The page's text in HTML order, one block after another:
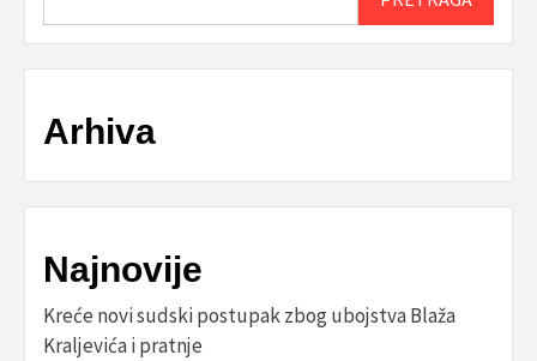
Arhiva
Najnovije
Kreće novi sudski postupak zbog ubojstva Blaža
Kraljevića i pratnje